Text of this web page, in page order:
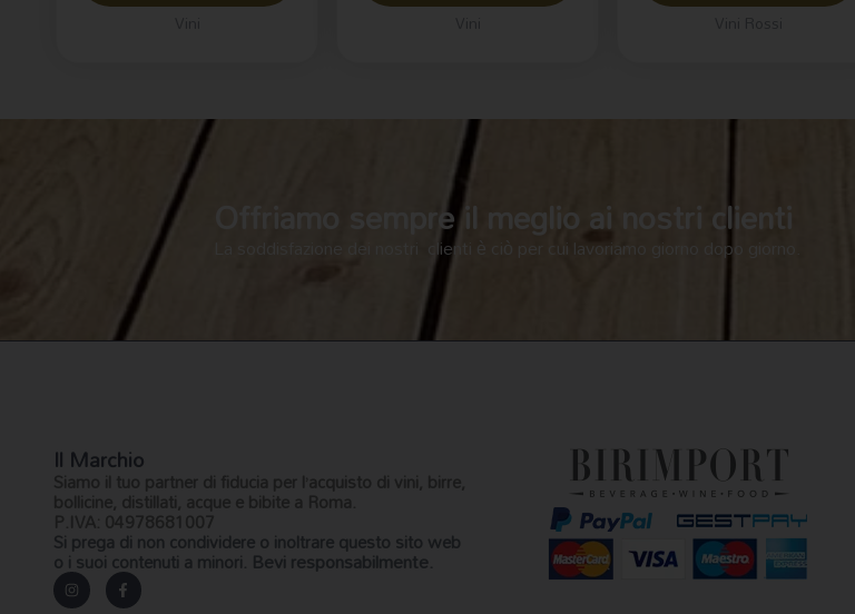
Offriamo sempre il meglio ai nostri clienti
La soddisfazione dei nostri clienti è ciò per cui lavoriamo giorno dopo giorno.
Il Marchio
Si prega di non condividere o inoltrare questo sito web
o i suoi contenuti a minori. Bevi responsabilmente.
In
s
F
a
c